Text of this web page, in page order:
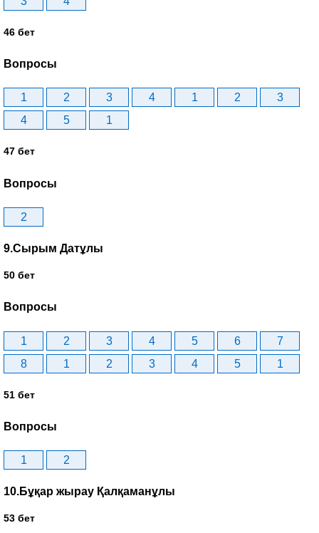
46 бет
Вопросы
1 2 3 4 1 2
3
4
5 1
47 бет
Вопросы
2
9.Сырым Датұлы
50 бет
Вопросы
1 2 3 4 5 6
7
8
1 2 3 4 5 1
51 бет
Вопросы
1 2
10.Бұқар жырау Қалқаманұлы
53 бет